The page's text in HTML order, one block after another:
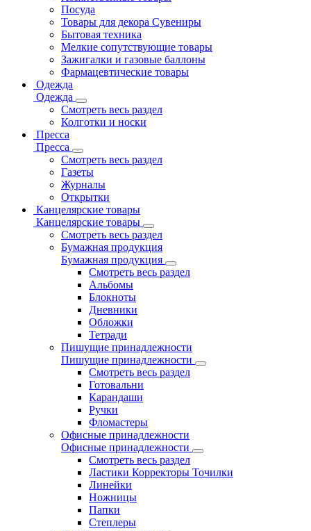
Посуда
Товары для декора Сувениры
Бытовая техника
Мелкие сопутствующие товары
Зажигалки и газовые баллоны
Фармацевтические товары
Одежда
Одежда
Смотреть весь раздел
Колготки и носки
Пресса
Пресса
Смотреть весь раздел
Газеты
Журналы
Открытки
Канцелярские товары
Канцелярские товары
Смотреть весь раздел
Бумажная продукция
Бумажная продукция
Смотреть весь раздел
Альбомы
Блокноты
Дневники
Обложки
Тетради
Пишущие принадлежности
Пишущие принадлежности
Смотреть весь раздел
Готовальни
Карандаши
Ручки
Фломастеры
Офисные принадлежности
Офисные принадлежности
Смотреть весь раздел
Ластики Корректоры Точилки
Линейки
Ножницы
Папки
Степлеры